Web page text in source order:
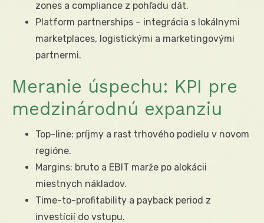
zones a compliance z pohľadu dát.
Platform partnerships – integrácia s lokálnymi
marketplaces, logistickými a marketingovými
partnermi.
Meranie úspechu: KPI pre
medzinárodnú expanziu
Top-line: príjmy a rast trhového podielu v novom
regióne.
Margins: bruto a EBIT marže po alokácii
miestnych nákladov.
Time-to-profitability a payback period z
investícií do vstupu.